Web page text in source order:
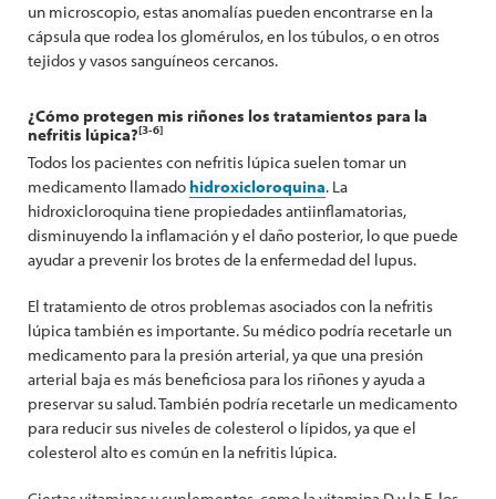
un microscopio, estas anomalías pueden encontrarse en la
cápsula que rodea los glomérulos, en los túbulos, o en otros
tejidos y vasos sanguíneos cercanos.
¿Cómo protegen mis riñones los tratamientos para la
nefritis lúpica?[3-6]
Todos los pacientes con nefritis lúpica suelen tomar un
medicamento llamado hidroxicloroquina. La
hidroxicloroquina tiene propiedades antiinflamatorias,
disminuyendo la inflamación y el daño posterior, lo que puede
ayudar a prevenir los brotes de la enfermedad del lupus.
El tratamiento de otros problemas asociados con la nefritis
lúpica también es importante. Su médico podría recetarle un
medicamento para la presión arterial, ya que una presión
arterial baja es más beneficiosa para los riñones y ayuda a
preservar su salud. También podría recetarle un medicamento
para reducir sus niveles de colesterol o lípidos, ya que el
colesterol alto es común en la nefritis lúpica.